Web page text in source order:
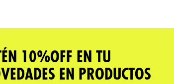
10%OFF EN TU
EN PRODUCTOS